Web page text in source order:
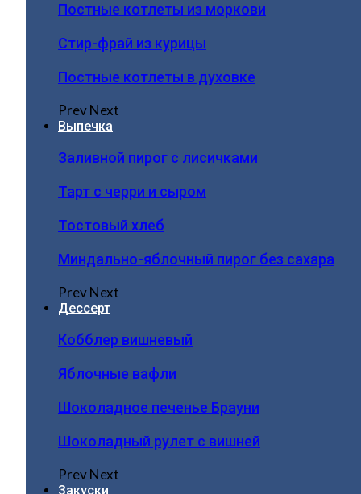
Постные котлеты из моркови
Стир-фрай из курицы
Постные котлеты в духовке
PrevNext
Выпечка
Заливной пирог с лисичками
Тарт с черри и сыром
Тостовый хлеб
Миндально-яблочный пирог без сахара
PrevNext
Дессерт
Кобблер вишневый
Яблочные вафли
Шоколадное печенье Брауни
Шоколадный рулет с вишней
PrevNext
Закуски